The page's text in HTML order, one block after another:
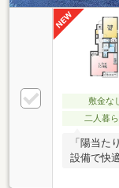
敷金な
二人暮
「陽当た
設備で快